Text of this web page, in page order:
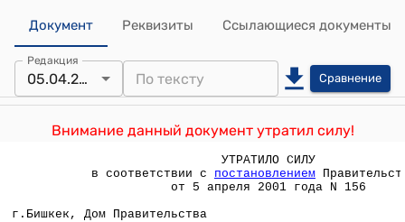
Документ Реквизиты Ссылающиеся документы
Редакция
05.04.2001 Сравнение
Внимание данный документ утратил силу!